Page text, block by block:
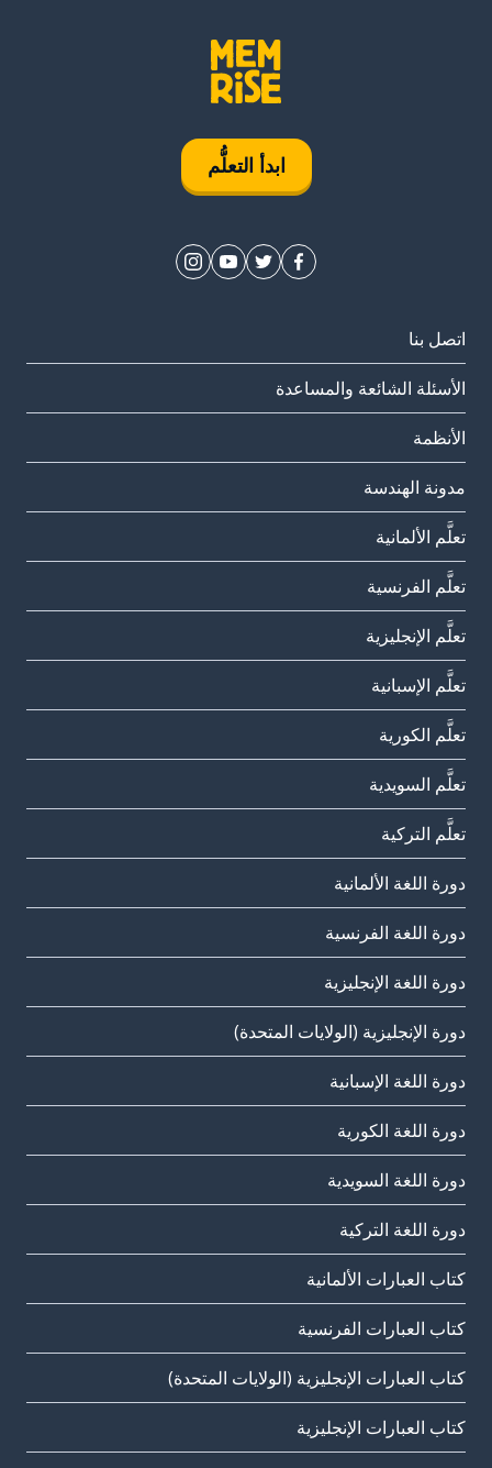
ابدأ التعلُّم
اتصل بنا
الأسئلة الشائعة والمساعدة
الأنظمة
مدونة الهندسة
تعلَّم الألمانية
تعلَّم الفرنسية
تعلَّم الإنجليزية
تعلَّم الإسبانية
تعلَّم الكورية
تعلَّم السويدية
تعلَّم التركية
دورة اللغة الألمانية
دورة اللغة الفرنسية
دورة اللغة الإنجليزية
دورة الإنجليزية (الولايات المتحدة)
دورة اللغة الإسبانية
دورة اللغة الكورية
دورة اللغة السويدية
دورة اللغة التركية
كتاب العبارات الألمانية
كتاب العبارات الفرنسية
كتاب العبارات الإنجليزية (الولايات المتحدة)
كتاب العبارات الإنجليزية